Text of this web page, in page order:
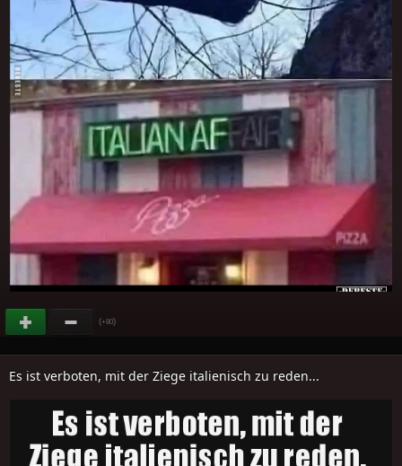
(+80)
Es ist verboten, mit der Ziege italienisch zu reden...